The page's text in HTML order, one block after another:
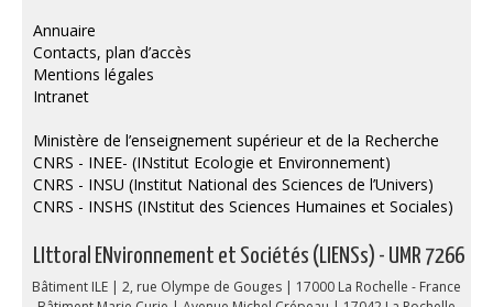
Annuaire
Contacts, plan d’accès
Mentions légales
Intranet
Ministère de l’enseignement supérieur et de la Recherche
CNRS - INEE- (INstitut Ecologie et Environnement)
CNRS - INSU (Institut National des Sciences de l’Univers)
CNRS - INSHS (INstitut des Sciences Humaines et Sociales)
LIttoral ENvironnement et Sociétés (LIENSs) - UMR 7266
Bâtiment ILE | 2, rue Olympe de Gouges | 17000 La Rochelle - France